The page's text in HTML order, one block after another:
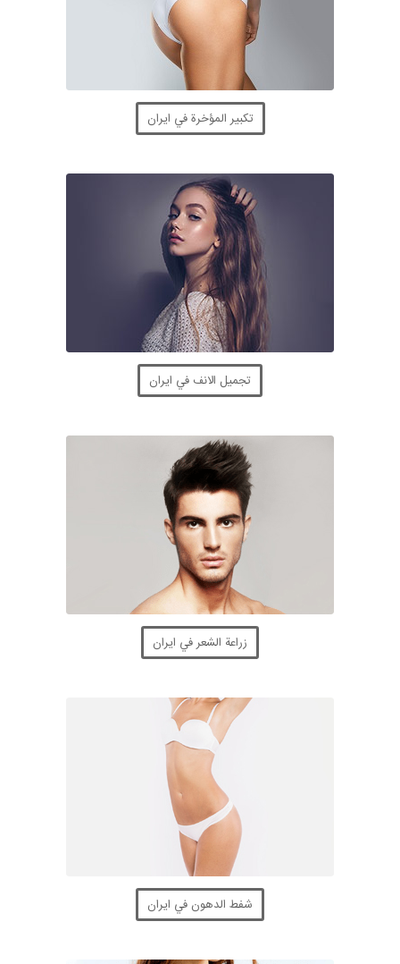
تكبير المؤخرة في ايران
تجميل الانف في ايران
زراعة الشعر في ايران
شفط الدهون في ايران